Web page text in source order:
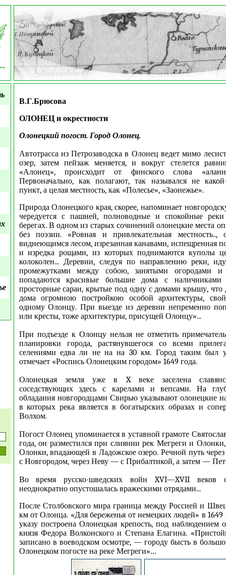
В.Г.Брюсова
ОЛОНЕЦ и окрестности
Олонецкий погост. Город Олонец.
Автотрасса из Петрозаводска в Олонец ведет мимо
озер, затем пейзаж меняется, и вокруг стелется
«Алонец», происходит от финского слова
Первоначально, как полагают, так назывался не
пункт, а целая местность, как «Полесье», «Заонежье».
Природа Олонецкого края, скорее, напоминает
чередуется с пашней, полноводные и спокойные
берегах. В одном из старых сочинений олонецкие места
без поэзии. «Ровная и привлекательная местность..,
виднеющимся лесом, изрезанная канавами, испещренная
и изредка рощами, из которых поднимаются куполы
колоколен... Деревни, следуя по направлению реки,
промежутками между собою, занятыми огородами
попадаются красивые большие дома с
просторные сараи, крытые под одну с домами крышу, что
дома огромною постройкою особой архитектуры,
одному Олонцу. При выезде из деревни непременно
или кресты, тоже архитектуры, присущей Олонцу»...
При подъезде к Олонцу нельзя не отметить
планировки города, растянувшегося со всеми
селениями едва ли не на на 30 км. Город таким был
отмечает «Роспись Олонецким городом» 1649 года.
Олонецкая земля уже в X веке заселена
соседствующих здесь с карелами и вепсами. На
обладания новгородцами Свирью указывают олонецкие
в которых река является в богатырских образах и
Волхом.
Погост Олонец упоминается в уставной грамоте
года, он разместился при слиянии рек Мегреги и
Олонки, впадающей в Ладожское озеро. Речной путь
с Новгородом, через Неву — с Прибалтикой, а затем —
Во время русско-шведских войн XVI—XVII веков
неоднократно опустошалась вражескими отрядами...
После Столбовского мира граница между Россией и
км от Олонца. «Для береженья от немецких людей» в 1649
указу построена Олонецкая крепость, под наблюдением
князя Федора Волконского и Степана Елагина.
записано в воеводском осмотре, — городу бысть в
Олонецком погосте на реке Мегреги»...